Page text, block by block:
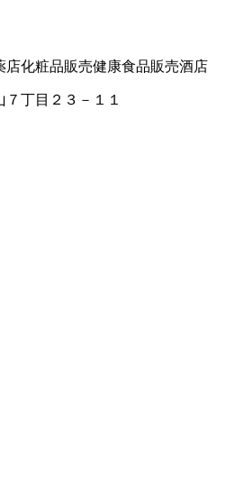
店化粧品販売健康食品販売酒店
丁目２３－１１